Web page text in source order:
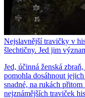
Nejslavnější travičky v
šlechtičny. Jed jim
Jed, účinná ženská
pomohla dosáhnout
snadné, na rukách
nejznámějších traviček